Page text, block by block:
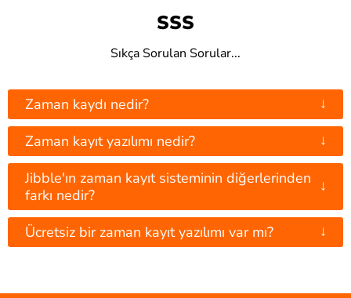
SSS
Sıkça Sorulan Sorular...
Zaman kaydı nedir? ↓
Zaman kayıt yazılımı nedir? ↓
Jibble'ın zaman kayıt sisteminin diğerlerinden
farkı nedir?
↓
Ücretsiz bir zaman kayıt yazılımı var mı? ↓